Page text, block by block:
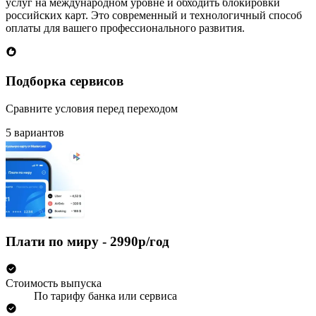
услуг на международном уровне и обходить блокировки
российских карт. Это современный и технологичный способ
оплаты для вашего профессионального развития.
Подборка сервисов
Сравните условия перед переходом
5 вариантов
Плати по миру - 2990р/год
Стоимость выпуска
По тарифу банка или сервиса